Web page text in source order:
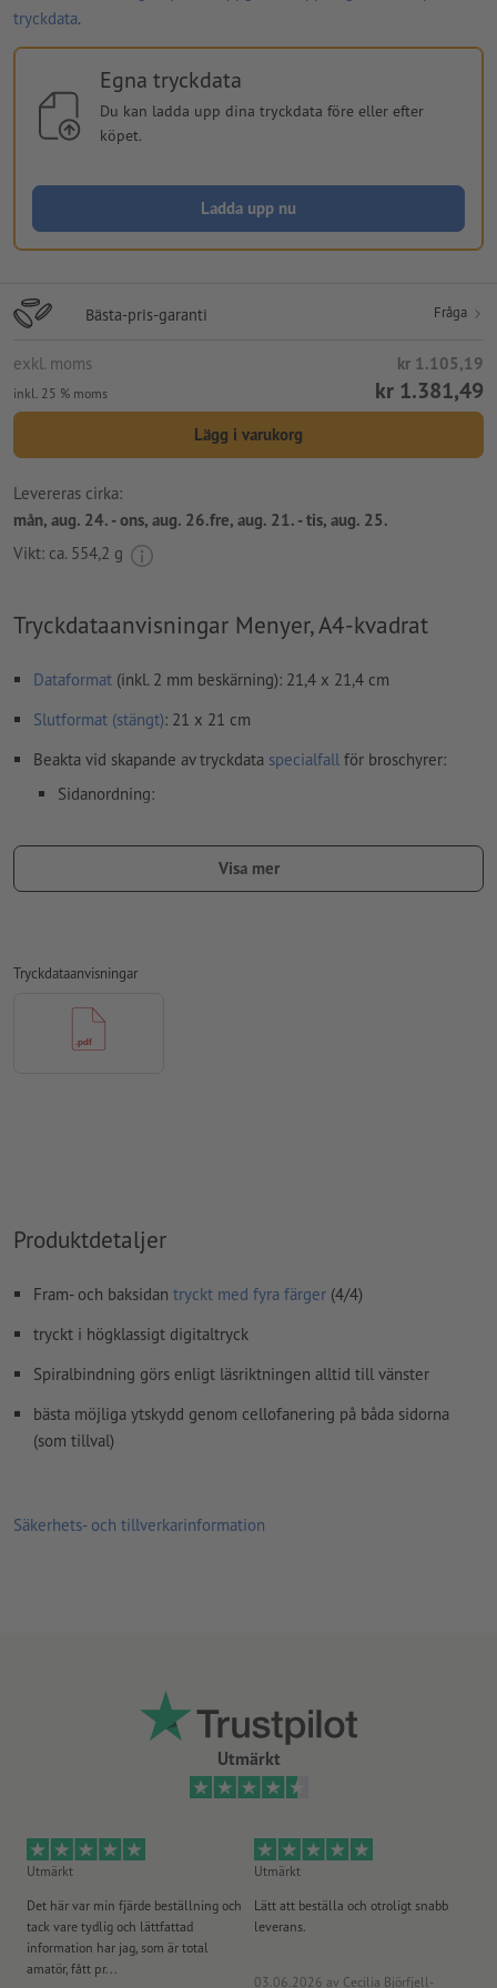
tryckdata.
Egna tryckdata
Du kan ladda upp dina tryckdata före eller efter
köpet.
Ladda upp nu
Bästa-pris-garanti Fråga
exkl. moms kr 1.105,19
inkl. 25 % moms kr 1.381,49
Lägg i varukorg
Levereras cirka:
mån, aug. 24. - ons, aug. 26.fre, aug. 21. - tis, aug. 25.
Vikt: ca. 554,2 g
Tryckdataanvisningar Menyer, A4-kvadrat
Dataformat (inkl. 2 mm beskärning): 21,4 x 21,4 cm
Slutformat (stängt): 21 x 21 cm
Beakta vid skapande av tryckdata specialfall för broschyrer:
Sidanordning:
för detta behöver vi en PDF-fil med kontinuerliga
du exportera dem som kontinuerliga enkelsidor
Anvisning: En 32-sidig inre del motsvarar 16 blad (med en
fram- respektive baksida)
konverterade till kurvor
stavfel och sättningsfel
kontrolleras inte av oss
övertrycksinställningar kontrolleras inte av oss
kommentarer raderas och kommer inte att tryckas
Innehåll från
formulärfält kommer att tryckas
Visa mer
Tryckdataanvisningar
Produktdetaljer
Fram- och baksidan tryckt med fyra färger (4/4)
tryckt i högklassigt digitaltryck
Spiralbindning görs enligt läsriktningen alltid till vänster
bästa möjliga ytskydd genom cellofanering på båda sidorna
(som tillval)
Säkerhets- och tillverkarinformation
Utmärkt
Utmärkt
Det här var min fjärde beställning och
tack vare tydlig och lättfattad
information har jag, som är total
amatör, fått pr...
Utmärkt
Lätt att beställa och otroligt snabb
leverans.
03.06.2026 av Cecilia Björfjell-